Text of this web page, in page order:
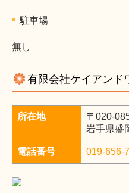
駐車場
無し
有限会社ケイアン
所在地
〒020-
岩手県盛
電話番号 019-656-